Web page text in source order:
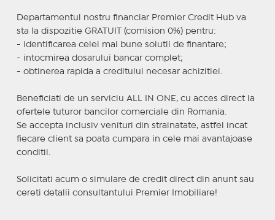
Departamentul nostru financiar Premier Credit Hub va
sta la dispozitie GRATUIT (comision 0%) pentru:
- identificarea celei mai bune solutii de finantare;
- intocmirea dosarului bancar complet;
- obtinerea rapida a creditului necesar achizitiei.
Beneficiati de un serviciu ALL IN ONE, cu acces direct la
ofertele tuturor bancilor comerciale din Romania.
Se accepta inclusiv venituri din strainatate, astfel incat
fiecare client sa poata cumpara in cele mai avantajoase
conditii.
Solicitati acum o simulare de credit direct din anunt sau
cereti detalii consultantului Premier Imobiliare!